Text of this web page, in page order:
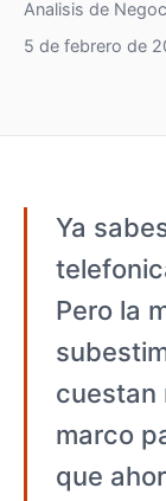
Analisis de
5 de febrero de
Ya
Pero la
cuestan
marco
que